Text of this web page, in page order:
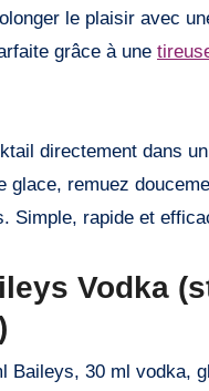
le plaisir avec
grâce à une
directement dans
glace, remuez
Simple, rapide et
Vodka
Baileys, 30 ml vodka,